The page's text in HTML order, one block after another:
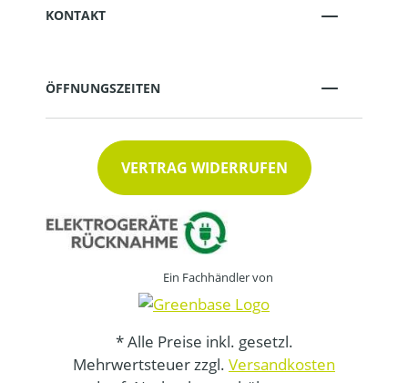
KONTAKT
ÖFFNUNGSZEITEN
VERTRAG WIDERRUFEN
Ein Fachhändler von
* Alle Preise inkl. gesetzl.
Mehrwertsteuer zzgl. Versandkosten